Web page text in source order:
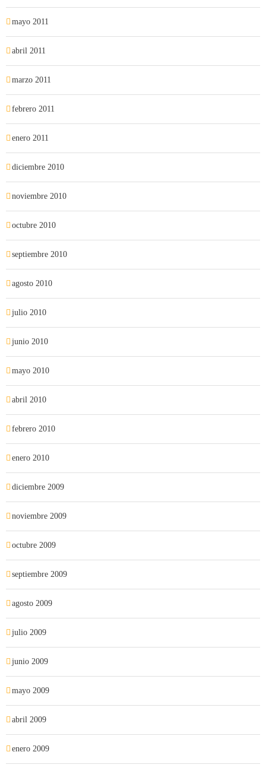
mayo 2011
abril 2011
marzo 2011
febrero 2011
enero 2011
diciembre 2010
noviembre 2010
octubre 2010
septiembre 2010
agosto 2010
julio 2010
junio 2010
mayo 2010
abril 2010
febrero 2010
enero 2010
diciembre 2009
noviembre 2009
octubre 2009
septiembre 2009
agosto 2009
julio 2009
junio 2009
mayo 2009
abril 2009
enero 2009